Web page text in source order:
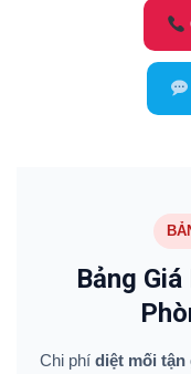
Bảng
Chi phí diệt mối tận